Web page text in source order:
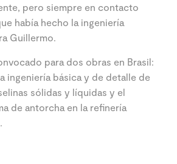
pero siempre en contacto
había hecho la ingeniería
Guillermo.
para dos obras en Brasil:
ingeniería básica y de detalle de
sólidas y líquidas y el
de antorcha en la refinería